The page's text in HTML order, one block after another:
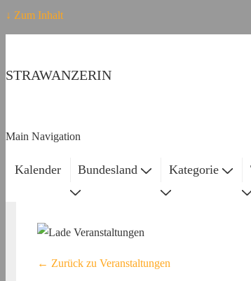
↓ Zum Inhalt
STRAWANZERIN
Main Navigation
Kalender Bundesland Kategorie
← Zurück zu Veranstaltungen